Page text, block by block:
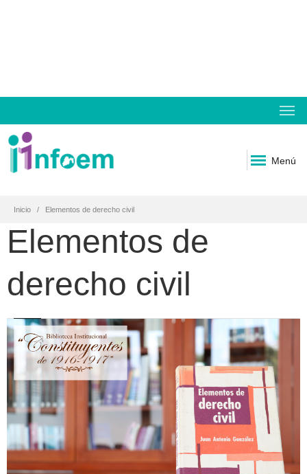
Menú
Inicio Elementos de derecho civil
Elementos de
derecho civil